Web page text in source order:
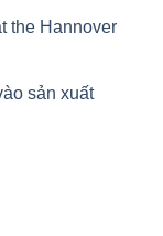
the Hannover
sản xuất